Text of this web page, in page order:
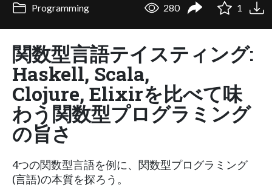
Programming 280 1
関数型言語テイスティング:
Haskell, Scala,
Clojure, Elixirを比べて味
わう関数型プログラミング
の旨さ
4つの関数型言語を例に、関数型プログラミング
(言語)の本質を探ろう。